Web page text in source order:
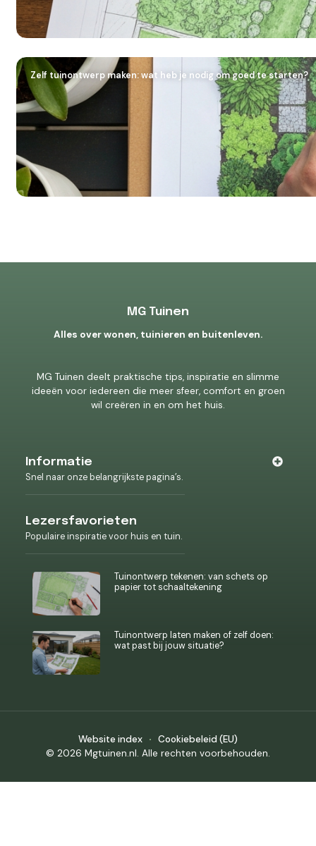
Zelf tuinontwerp maken: wat heb je nodig om goed te starten?
MG Tuinen
Alles over wonen, tuinieren en buitenleven.
MG Tuinen deelt praktische tips, inspiratie en slimme
ideeën voor iedereen die meer sfeer, comfort en groen
wil creëren in en om het huis.
Informatie
Snel naar onze belangrijkste pagina’s.
Lezersfavorieten
Populaire inspiratie voor huis en tuin.
Tuinontwerp tekenen: van schets op
papier tot schaaltekening
Tuinontwerp laten maken of zelf doen:
wat past bij jouw situatie?
© 2026 Mgtuinen.nl. Alle rechten voorbehouden.
Website index Cookiebeleid (EU)